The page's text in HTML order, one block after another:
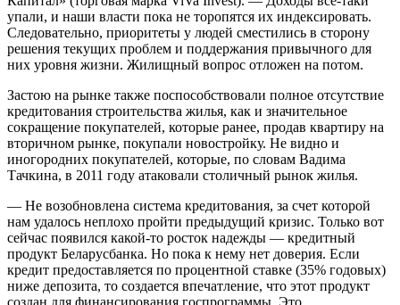
упали, и наши власти пока не торопятся их индексировать.
Следовательно, приоритеты у людей сместились в сторону
решения текущих проблем и поддержания привычного для
них уровня жизни. Жилищный вопрос отложен на потом.
Застою на рынке также поспособствовали полное отсутствие
кредитования строительства жилья, как и значительное
сокращение покупателей, которые ранее, продав квартиру на
вторичном рынке, покупали новостройку. Не видно и
иногородних покупателей, которые, по словам Вадима
Тачкина, в 2011 году атаковали столичный рынок жилья.
— Не возобновлена система кредитования, за счет которой
нам удалось неплохо пройти предыдущий кризис. Только вот
сейчас появился какой-то росток надежды — кредитный
продукт Беларусбанка. Но пока к нему нет доверия. Если
кредит предоставляется по процентной ставке (35% годовых)
ниже депозита, то создается впечатление, что этот продукт